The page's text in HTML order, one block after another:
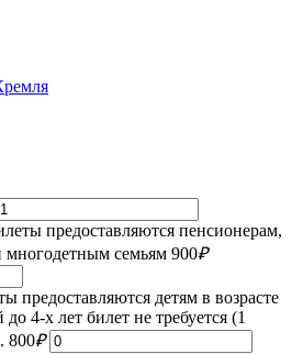
предоставляются пенсионерам,
многодетным семьям 900₽
предоставляются детям в возрасте
4-х лет билет не требуется (1
800₽